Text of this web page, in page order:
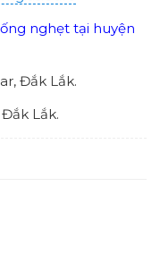
nghẹt tại huyện
Đắk Lắk.
Lắk.